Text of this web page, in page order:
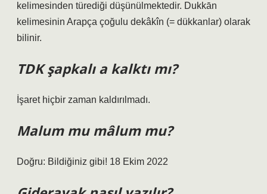
kelimesinden türediği düşünülmektedir. Dukkān
kelimesinin Arapça çoğulu dekâkîn (= dükkanlar) olarak
bilinir.
TDK şapkalı a kalktı mı?
İşaret hiçbir zaman kaldırılmadı.
Malum mu mâlum mu?
Doğru: Bildiğiniz gibi! 18 Ekim 2022